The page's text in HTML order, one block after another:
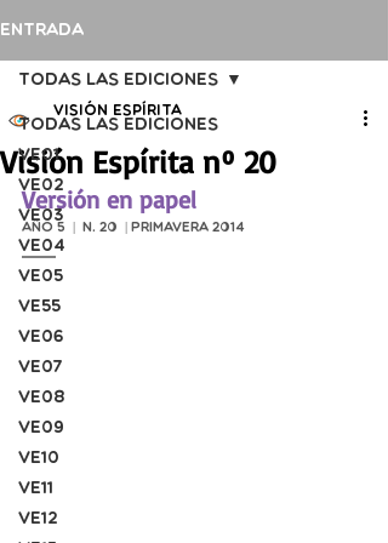
Entrada
Todas las ediciones
VE01
VE02
VE03
VE04
VE05
VE55
VE06
VE07
VE08
VE09
VE10
VE11
VE12
Todas las ediciones
Visión Espírita nº 20
Visión Espírita
Versión en papel
Año 5  |  n. 20  | Primavera 2014